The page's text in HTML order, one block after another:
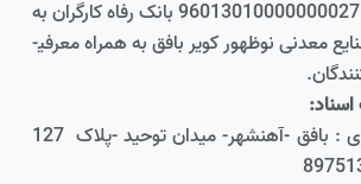
960130100000000275014265IR بانک رفاه کارگران به
معدنی نوظهور کویر بافق به همراه معرفی­
– آدرس دفتر مرکزی : بافق -آهنشهر- میدان توحید -پلاک 127